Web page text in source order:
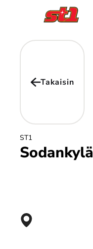
Takaisin
ST1
Sodankylä